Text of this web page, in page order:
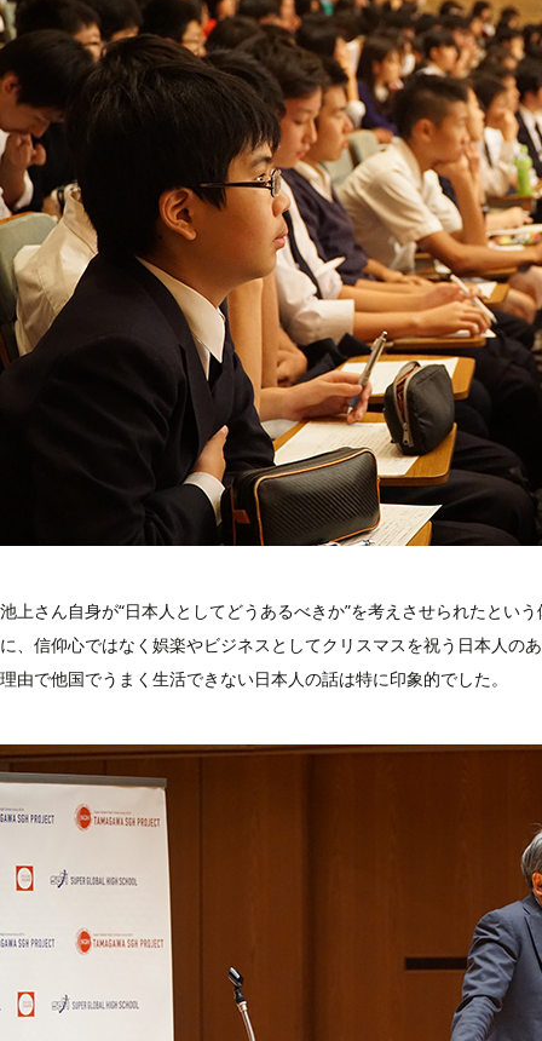
池上さん自身が“日本人としてどうあるべきか”を考えさせられたとい
に、信仰心ではなく娯楽やビジネスとしてクリスマスを祝う日本人の
理由で他国でうまく生活できない日本人の話は特に印象的でした。